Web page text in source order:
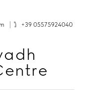
‎+39 05575924040